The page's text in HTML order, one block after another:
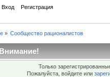
Вход Регистрация
» Сообщество рационалистов
Внимание!
Только
Пожалуйста, войдите или